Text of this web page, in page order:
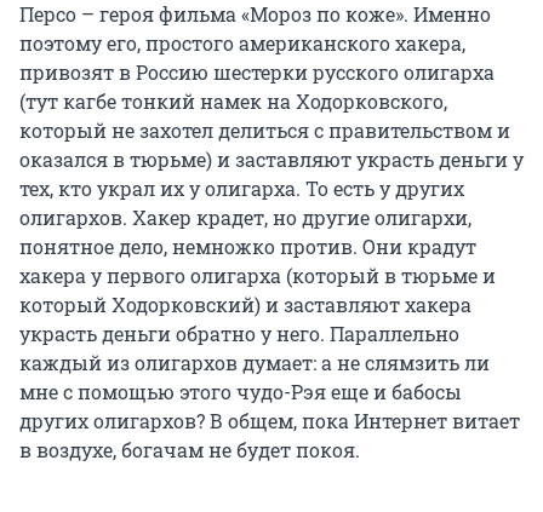
Персо – героя фильма «Мороз по коже». Именно
поэтому его, простого американского хакера,
привозят в Россию шестерки русского олигарха
(тут кагбе тонкий намек на Ходорковского,
который не захотел делиться с правительством и
оказался в тюрьме) и заставляют украсть деньги у
тех, кто украл их у олигарха. То есть у других
олигархов. Хакер крадет, но другие олигархи,
понятное дело, немножко против. Они крадут
хакера у первого олигарха (который в тюрьме и
который Ходорковский) и заставляют хакера
украсть деньги обратно у него. Параллельно
каждый из олигархов думает: а не слямзить ли
мне с помощью этого чудо-Рэя еще и бабосы
других олигархов? В общем, пока Интернет витает
в воздухе, богачам не будет покоя.